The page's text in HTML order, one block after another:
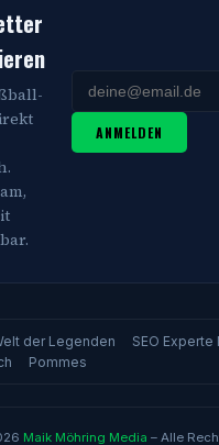
ANMELDEN
der Legenden
SEO Experte
Pommes
Maik Möhring Media – Alle